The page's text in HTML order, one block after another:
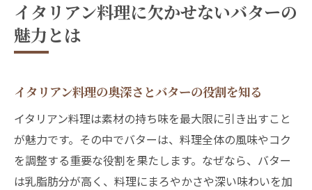
イタリアンの魅力を高めるバターの選び方
イタリアン文化に息づくバターの特徴と魅
本格イタリアンを極めるバター選びのコツ
本格イタリアンに最適なバターの選び方を
紹介
イタリアン料理の味を決めるバター選定の
ポイント
イタリアン料理に欠かせないバターの
魅力とは
イタリアン料理の奥深さとバターの役割を知る
イタリアン料理は素材の持ち味を最大限に引き出すこと
が魅力です。その中でバターは、料理全体の風味やコク
を調整する重要な役割を果たします。なぜなら、バター
は乳脂肪分が高く、料理にまろやかさや深い味わいを加